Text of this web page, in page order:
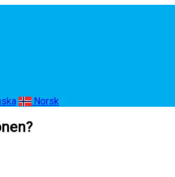
Norsk